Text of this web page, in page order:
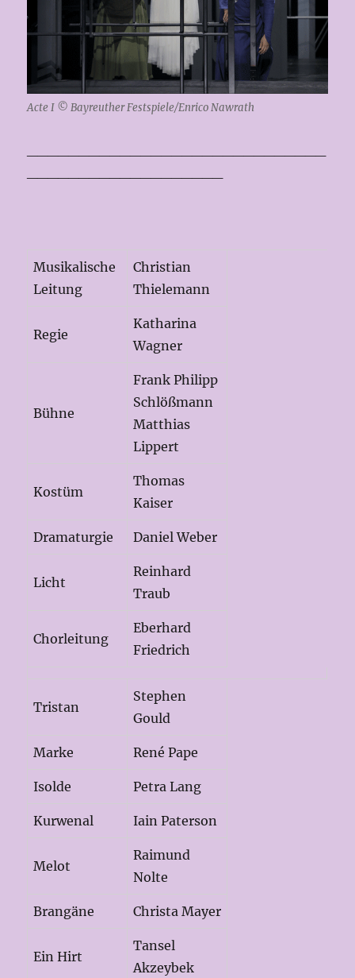
Acte I © Bayreuther Festspiele/Enrico Nawrath
Musikalische
Leitung
Christian
Thielemann
Regie
Katharina
Wagner
Bühne
Frank Philipp
Schlößmann
Matthias
Lippert
Kostüm
Thomas
Kaiser
Dramaturgie Daniel Weber
Licht
Reinhard
Traub
Chorleitung
Eberhard
Friedrich
Tristan
Stephen
Gould
Marke René Pape
Isolde Petra Lang
Kurwenal Iain Paterson
Melot
Raimund
Nolte
Brangäne Christa Mayer
Ein Hirt
Tansel
Akzeybek